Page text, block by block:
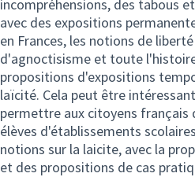
incompréhensions, des tabous
avec des expositions
en Frances, les notions de
d'agnoctisisme et toute
propositions d'expositions
laïcité. Cela peut être
permettre aux citoyens français
élèves d'établissements
notions sur la laicite, avec la
et des propositions de cas